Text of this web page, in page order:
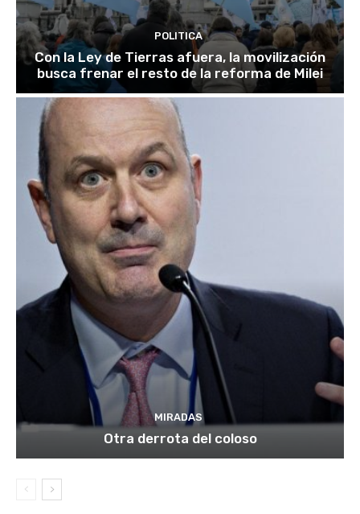
POLITICA
Con la Ley de Tierras afuera, la movilización
busca frenar el resto de la reforma de Milei
MIRADAS
Otra derrota del coloso